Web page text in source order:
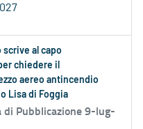
scrive al capo
chiedere il
aereo antincendio
Lisa di Foggia
di Pubblicazione 9-lug-